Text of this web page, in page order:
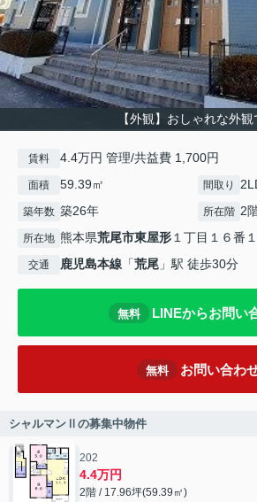
【外観】おしゃれな外観
賃料 4.4万円 管理/共益費 1,700円
面積 59.39㎡ 間取り
築年数 築26年 所在階 2
所在地 熊本県荒尾市東屋形 １丁目１６番１
交通 鹿児島本線 「荒尾 」駅 徒歩30分
無料 LINEからお問い
無料 お問い合わ
シャルマンⅡの募集中物件
202
4.4万円
2階 / 17.96坪(59.39㎡)